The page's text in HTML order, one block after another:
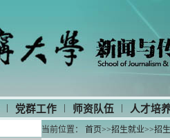
| 党群工作 | 师资队伍 | 人才培
当前位置： 首页>>招生就业>>招